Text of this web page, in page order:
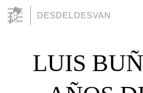
DESDELDESVAN
LUIS